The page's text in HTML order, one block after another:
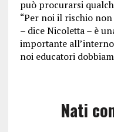
può procurarsi
“Per noi il rischio
– dice Nicoletta – è
importante
noi educatori
Nati